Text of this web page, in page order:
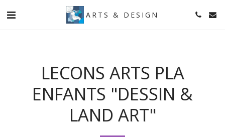
ARTS & DESIGN
LECONS ARTS PLA
ENFANTS "DESSIN &
LAND ART"